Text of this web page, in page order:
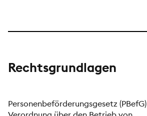
Rechtsgrundlagen
Personenbeförderungsgesetz (PBefG)